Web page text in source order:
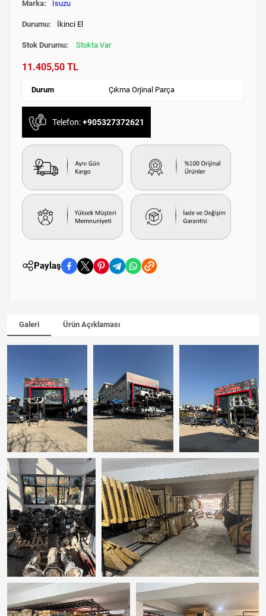
Marka: Isuzu
Durumu: İkinci El
Stok Durumu: Stokta Var
11.405,50 TL
Durum Çıkma Orjinal Parça
Telefon:+905327372621
Paylaş
Galeri Ürün Açıklaması